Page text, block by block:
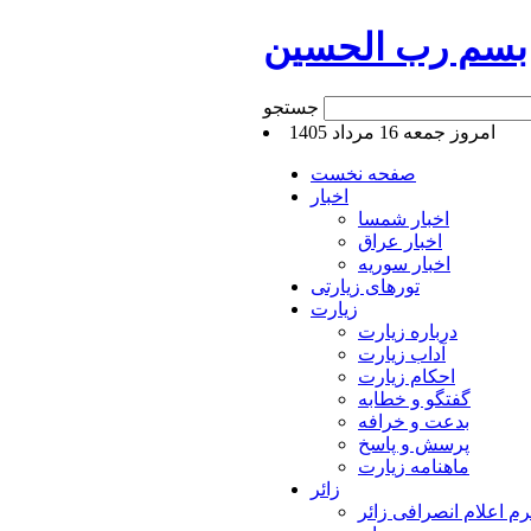
بسم رب الحسین
امروز جمعه 16 مرداد 1405
صفحه نخست
اخبار
اخبار شمسا
اخبار عراق
اخبار سوریه
تورهای زیارتی
زیارت
درباره زیارت
آداب زیارت
احکام زیارت
گفتگو و خطابه
بدعت و خرافه
پرسش و پاسخ
ماهنامه زیارت
زائر
اعلام انصرافی زائر